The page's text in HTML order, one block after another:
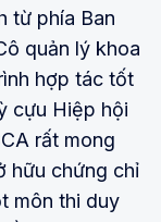
từ phía Ban
quản lý khoa
hợp tác tốt
cựu Hiệp hội
rất mong
hữu chứng chỉ
môn thi duy